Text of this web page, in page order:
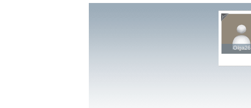
Olga26
Olga26